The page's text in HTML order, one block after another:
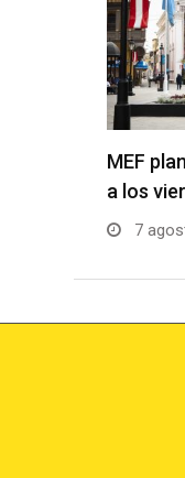
MEF
a los
7